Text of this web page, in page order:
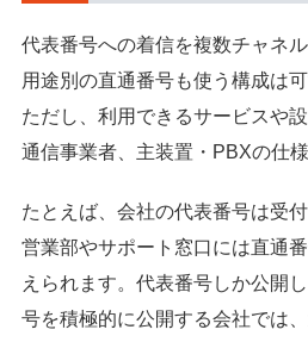
代表番号への着信を複数チャネ
用途別の直通番号も使う構成は可
ただし、利用できるサービスや
通信事業者、主装置・PBXの仕
たとえば、会社の代表番号は受
営業部やサポート窓口には直通
えられます。代表番号しか公開
号を積極的に公開する会社では